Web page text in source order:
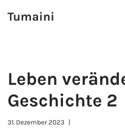
Tumaini
Leben
Geschichte 2
31. Dezember 2023